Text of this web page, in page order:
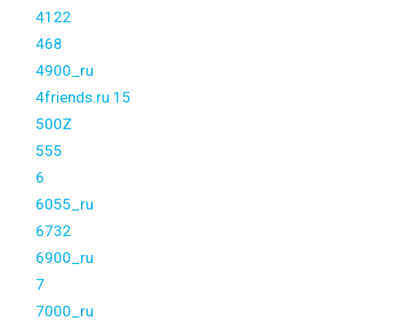
4122
468
4900_ru
4friends.ru 15
500Z
555
6
6055_ru
6732
6900_ru
7
7000_ru